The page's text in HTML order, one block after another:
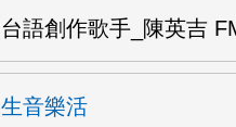
台語創作歌手_陳英吉
生音樂活